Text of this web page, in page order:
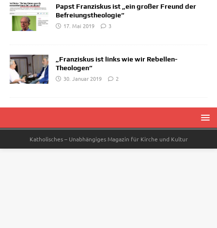
Papst Franziskus ist „ein großer Freund der
Befreiungstheologie“
17. Mai 2019
3
„Franziskus ist links wie wir Rebellen-
Theologen“
30. Januar 2019
2
Katholisches – Unabhängiges Magazin für Kirche und Kultur